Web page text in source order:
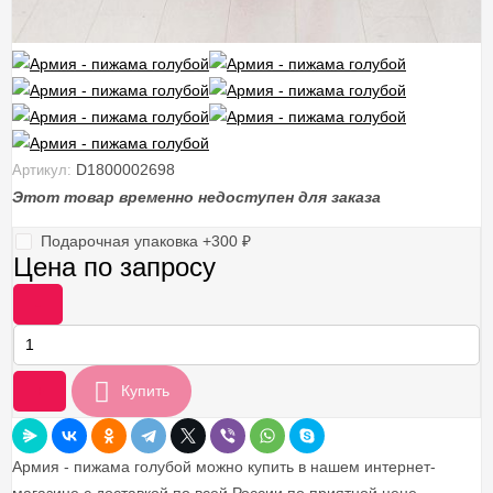
Артикул: D1800002698
Этот товар временно недоступен для заказа
Подарочная упаковка +300 ₽
Цена по запросу
Купить
Армия - пижама голубой можно купить в нашем интернет-